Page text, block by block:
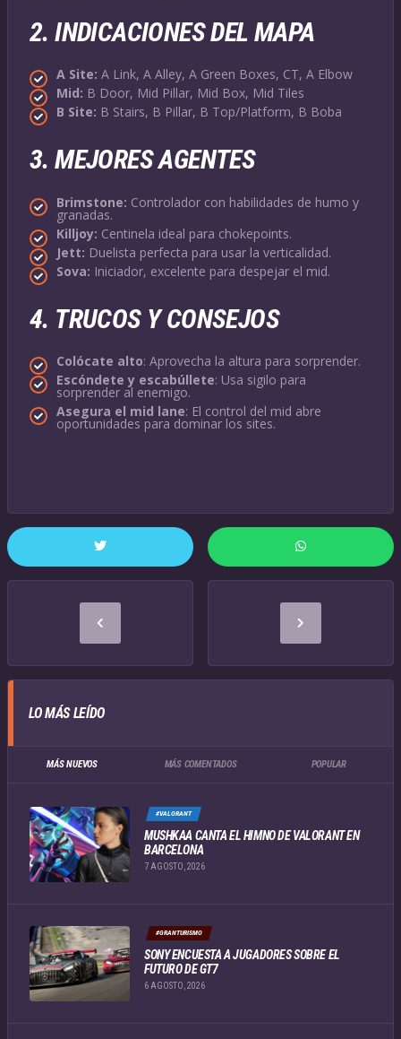
2.INDICACIONES DEL MAPA
A Site: A Link, A Alley, A Green Boxes, CT, A Elbow
Mid: B Door, Mid Pillar, Mid Box, Mid Tiles
B Site: B Stairs, B Pillar, B Top/Platform, B Boba
3.MEJORES AGENTES
Brimstone: Controlador con habilidades de humo y
granadas.
Killjoy: Centinela ideal para chokepoints.
Jett: Duelista perfecta para usar la verticalidad.
Sova: Iniciador, excelente para despejar el mid.
4. TRUCOS Y CONSEJOS
Colócate alto: Aprovecha la altura para sorprender.
Escóndete y escabúllete: Usa sigilo para
sorprender al enemigo.
Asegura el mid lane: El control del mid abre
oportunidades para dominar los sites.
LO MÁS LEÍDO
MÁS NUEVOS MÁS COMENTADOS POPULAR
#VALORANT
MUSHKAA CANTA EL HIMNO DE VALORANT EN
BARCELONA
7 AGOSTO, 2026
#GRANTURISMO
SONY ENCUESTA A JUGADORES SOBRE EL
FUTURO DE GT7
6 AGOSTO, 2026